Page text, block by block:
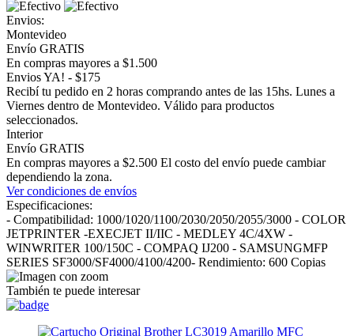
Envios:
Montevideo
Envío GRATIS
En compras mayores a $1.500
Envios YA! - $175
Recibí tu pedido en 2 horas comprando antes de las 15hs. Lunes a
Viernes dentro de Montevideo. Válido para productos
seleccionados.
Interior
Envío GRATIS
En compras mayores a $2.500 El costo del envío puede cambiar
dependiendo la zona.
Ver condiciones de envíos
Especificaciones:
- Compatibilidad: 1000/1020/1100/2030/2050/2055/3000 - COLOR
JETPRINTER -EXECJET II/IIC - MEDLEY 4C/4XW -
WINWRITER 100/150C - COMPAQ IJ200 - SAMSUNGMFP
SERIES SF3000/SF4000/4100/4200- Rendimiento: 600 Copias
También te puede interesar